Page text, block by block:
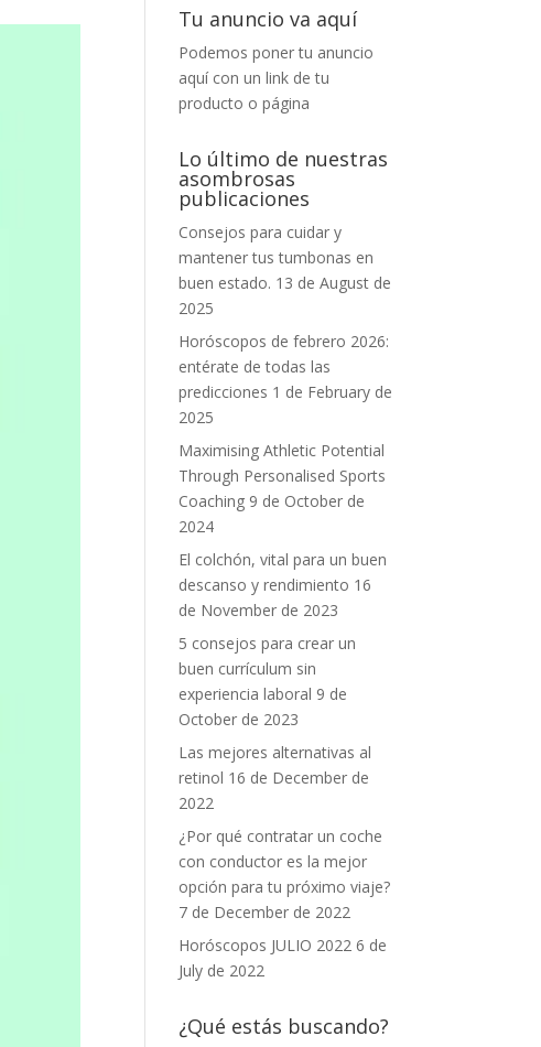
Tu anuncio va aquí
Podemos poner tu anuncio
aquí con un link de tu
producto o página
Lo último de nuestras
asombrosas
publicaciones
Consejos para cuidar y
mantener tus tumbonas en
buen estado. 13 de August de
2025
Horóscopos de febrero 2026:
entérate de todas las
predicciones 1 de February de
2025
Maximising Athletic Potential
Through Personalised Sports
Coaching 9 de October de
2024
El colchón, vital para un buen
descanso y rendimiento 16
de November de 2023
5 consejos para crear un
buen currículum sin
experiencia laboral 9 de
October de 2023
Las mejores alternativas al
retinol 16 de December de
2022
¿Por qué contratar un coche
con conductor es la mejor
opción para tu próximo viaje?
7 de December de 2022
Horóscopos JULIO 2022 6 de
July de 2022
¿Qué estás buscando?